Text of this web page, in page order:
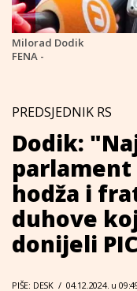
Milorad Dodik
FENA -
PREDSJEDNIK RS
Dodik:
parlament
hodža i
duhove
donijeli
PIŠE: DESK / 04.12.2024. u